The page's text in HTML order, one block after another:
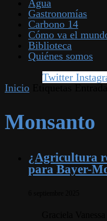
Agua
Gastronomías
Carbono 14
Cómo va el
Biblioteca
Quiénes somos
Twitter
Inicio
Monsanto
¿Agricultura
para Bayer-